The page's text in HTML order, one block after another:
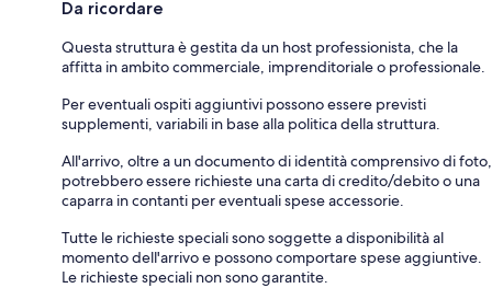
Da ricordare
Questa struttura è gestita da un host professionista, che la
affitta in ambito commerciale, imprenditoriale o professionale.
Per eventuali ospiti aggiuntivi possono essere previsti
supplementi, variabili in base alla politica della struttura.
All'arrivo, oltre a un documento di identità comprensivo di foto,
potrebbero essere richieste una carta di credito/debito o una
caparra in contanti per eventuali spese accessorie.
Tutte le richieste speciali sono soggette a disponibilità al
momento dell'arrivo e possono comportare spese aggiuntive.
Le richieste speciali non sono garantite.